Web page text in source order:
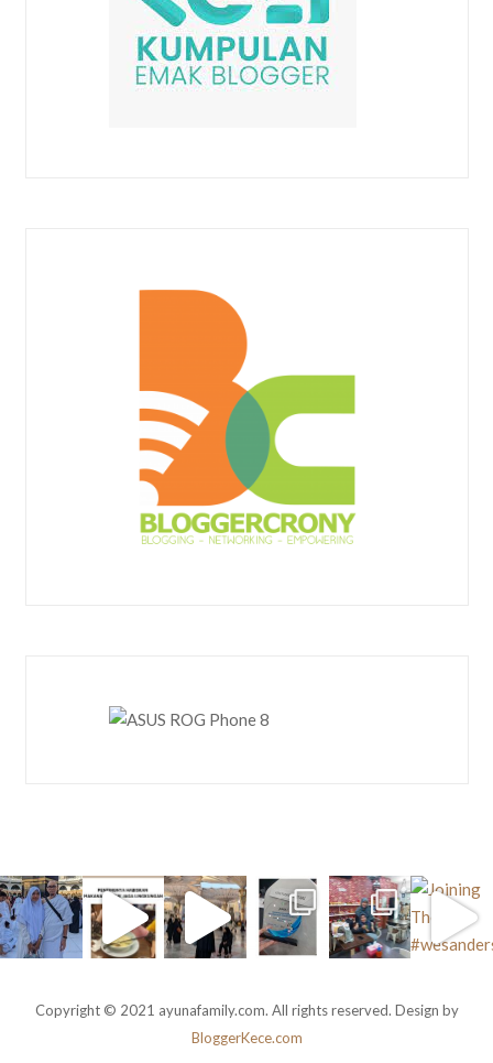
Copyright © 2021 ayunafamily.com. All rights reserved. Design by
BloggerKece.com